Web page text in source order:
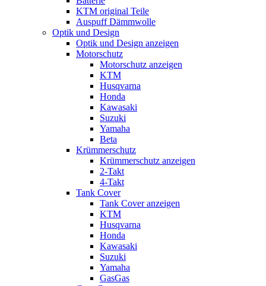
KTM original Teile
Auspuff Dämmwolle
Optik und Design
Optik und Design anzeigen
Motorschutz
Motorschutz anzeigen
KTM
Husqvarna
Honda
Kawasaki
Suzuki
Yamaha
Beta
Krümmerschutz
Krümmerschutz anzeigen
2-Takt
4-Takt
Tank Cover
Tank Cover anzeigen
KTM
Husqvarna
Honda
Kawasaki
Suzuki
Yamaha
GasGas